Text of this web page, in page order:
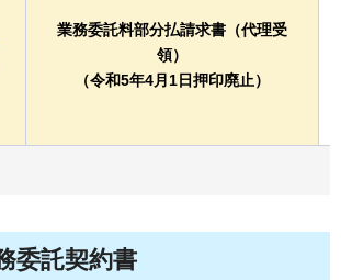
業務委託料部分払請求書（代理受
領）
（令和5年4月1日押印廃止）
委託契約書